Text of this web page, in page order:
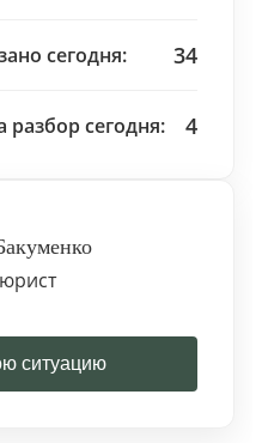
сегодня: 34
сегодня: 4
ситуацию